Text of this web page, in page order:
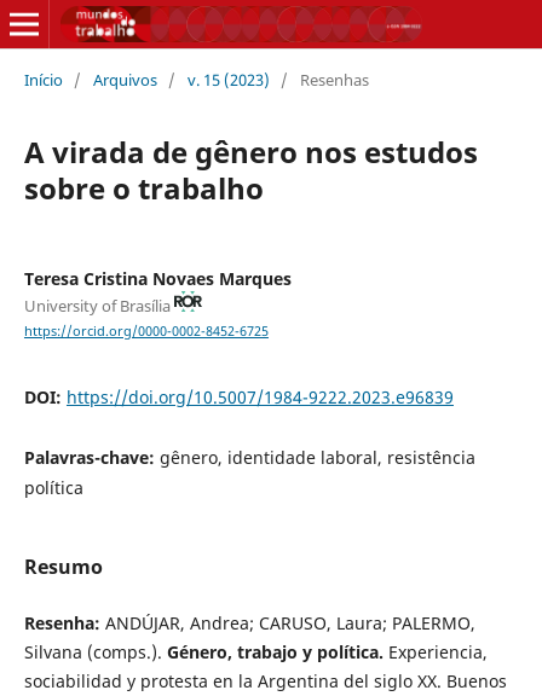
Início / Arquivos / v. 15 (2023) / Resenhas
A virada de gênero nos estudos
sobre o trabalho
Teresa Cristina Novaes Marques
University of Brasília
https://orcid.org/0000-0002-8452-6725
DOI: https://doi.org/10.5007/1984-9222.2023.e96839
Palavras-chave: gênero, identidade laboral, resistência
política
Resumo
Resenha: ANDÚJAR, Andrea; CARUSO, Laura; PALERMO,
Silvana (comps.). Género, trabajo y política. Experiencia,
sociabilidad y protesta en la Argentina del siglo XX. Buenos